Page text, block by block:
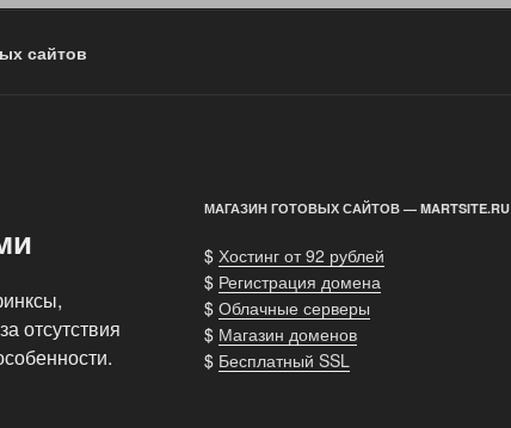
сайтов
отсутствия
МАГАЗИН ГОТОВЫХ САЙТОВ — MARTSITE.RU
$ Хостинг от 92 рублей
$ Регистрация домена
$ Облачные серверы
$ Магазин доменов
$ Бесплатный SSL